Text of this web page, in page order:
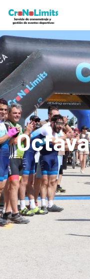
Octava